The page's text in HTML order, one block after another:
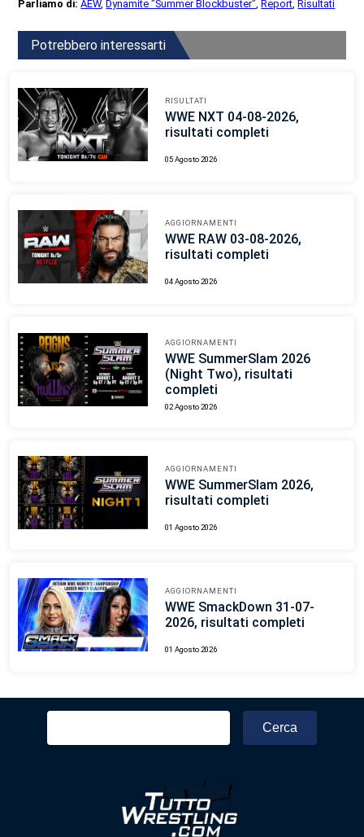
Parliamo di:AEW,Dynamite "Summer Blockbuster" ,Report ,Risultati
Potrebbero interessarti
RISULTATI
WWE NXT 04-08-2026,
risultati completi
05 Agosto 2026
AGGIORNAMENTI
WWE RAW 03-08-2026,
risultati completi
04 Agosto 2026
AGGIORNAMENTI
WWE SummerSlam 2026
(Night Two), risultati
completi
02 Agosto 2026
AGGIORNAMENTI
WWE SummerSlam 2026,
risultati completi
01 Agosto 2026
AGGIORNAMENTI
WWE SmackDown 31-07-
2026, risultati completi
01 Agosto 2026
Ricerca